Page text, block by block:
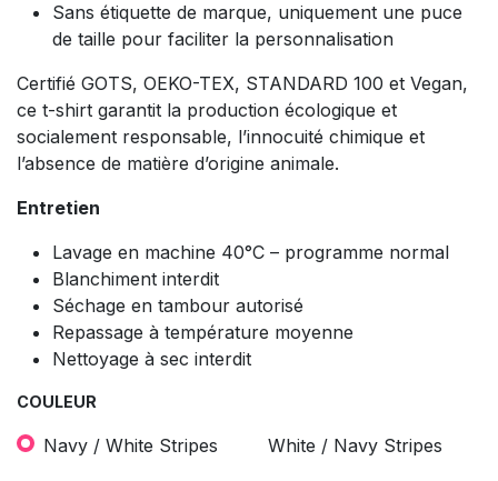
Sans étiquette de marque, uniquement une puce
de taille pour faciliter la personnalisation
Certifié GOTS, OEKO-TEX, STANDARD 100 et Vegan,
ce t-shirt garantit la production écologique et
socialement responsable, l’innocuité chimique et
l’absence de matière d’origine animale.
Entretien
Lavage en machine 40°C – programme normal
Blanchiment interdit
Séchage en tambour autorisé
Repassage à température moyenne
Nettoyage à sec interdit
COULEUR
Navy / White Stripes White / Navy Stripes